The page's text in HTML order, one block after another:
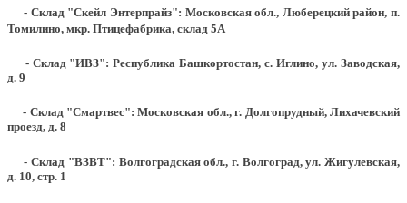
- Склад "Скейл Энтерпрайз": Московская обл., Люберецкий район, п.
Томилино, мкр. Птицефабрика, склад 5А
- Склад "ИВЗ": Республика Башкортостан, с. Иглино, ул. Заводская,
д. 9
- Склад "Смартвес":Московская обл., г. Долгопрудный, Лихачевский
проезд, д. 8
- Склад "ВЗВТ": Волгоградская обл., г. Волгоград, ул. Жигулевская,
д. 10, стр. 1